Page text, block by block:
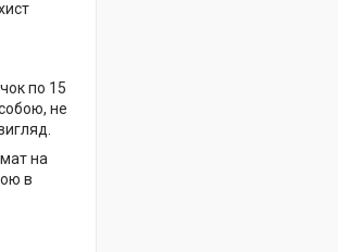
по 15
не
на
в